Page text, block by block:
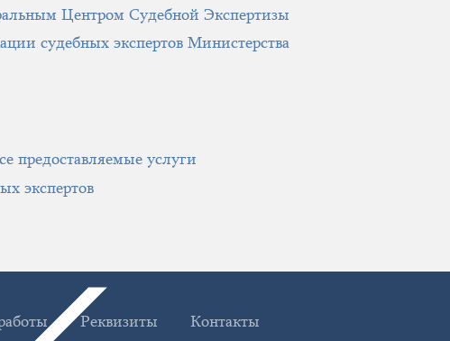
Центром Судебной Экспертизы
судебных экспертов Министерства
предоставляемые услуги
экспертов
Реквизиты Контакты